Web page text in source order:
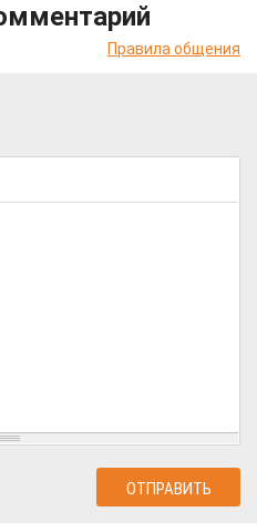
Правила общения